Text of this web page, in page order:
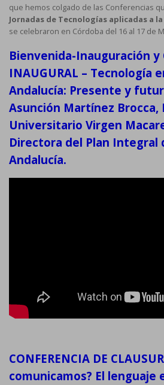
que hemos colgado de las Conferencias
Jornadas de Tecnologías aplicadas a
se celebraron en Córdoba del 16 al 17 de
Bienvenida-Inauguración y
INAUGURAL – Tecnología
Andalucía: Presente y
Asunción Martínez Brocca,
Universitario Virgen
Directora del Plan Integral
Andalucía.
CONFERENCIA DE
comunicamos? El lenguaje